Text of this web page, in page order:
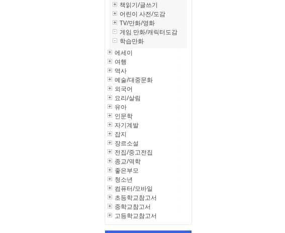
책읽기/글쓰기
어린이 사전/도감
TV/만화/영화
게임 만화/캐릭터도감
학습만화
에세이
여행
역사
예술/대중문화
외국어
요리/살림
유아
인문학
자기계발
잡지
장르소설
전집/중고전집
종교/역학
좋은부모
청소년
컴퓨터/모바일
초등학교참고서
중학교참고서
고등학교참고서